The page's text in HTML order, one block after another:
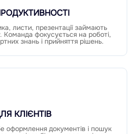
листи, презентації займають
фокусується на роботі,
знань і прийняття рішень.
КЛІЄНТІВ
оформлення документів і пошук